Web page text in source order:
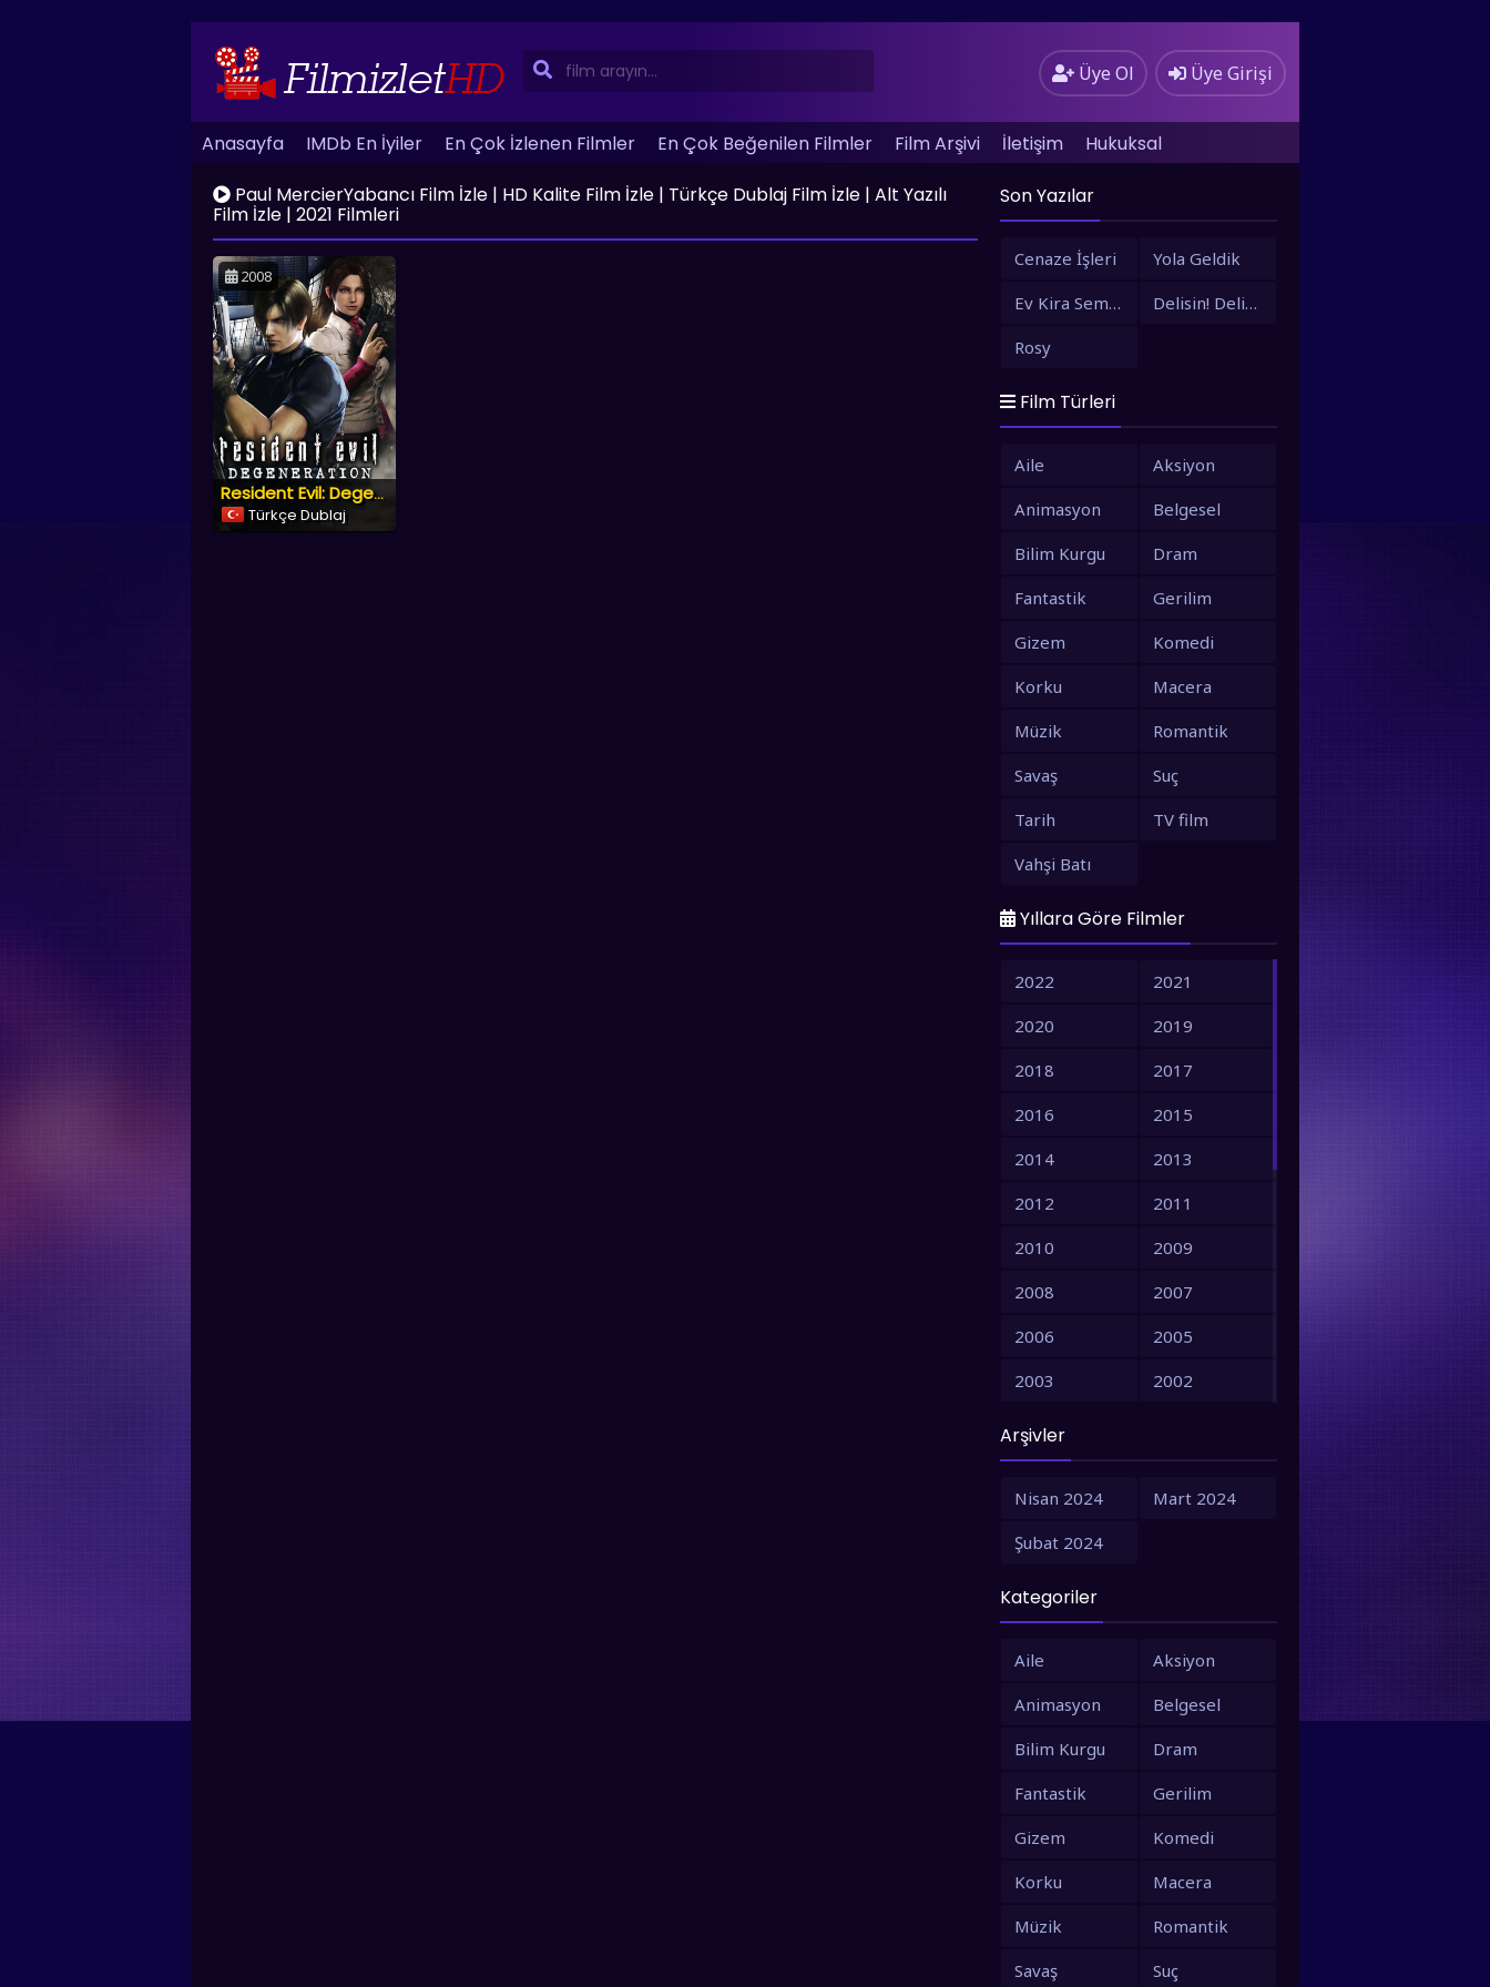
Üye Ol Üye Girişi
Anasayfa IMDb En İyiler En Çok İzlenen Filmler En Çok Beğenilen Filmler Film Arşivi İletişim
Hukuksal
Paul MercierYabancı Film İzle | HD Kalite Film İzle | Türkçe Dublaj Film İzle | Alt Yazılı
Film İzle | 2021 Filmleri
2008
Resident Evil: Degeneration
Türkçe Dublaj
Son Yazılar
Cenaze İşleri
Yola Geldik
Ev Kira Semt Bizim
Delisin! Delisin!
Rosy
Film Türleri
Aile
Aksiyon
Animasyon
Belgesel
Bilim Kurgu
Dram
Fantastik
Gerilim
Gizem
Komedi
Korku
Macera
Müzik
Romantik
Savaş
Suç
Tarih
TV film
Vahşi Batı
Yıllara Göre Filmler
2022
2021
2020
2019
2018
2017
2016
2015
2014
2013
2012
2011
2010
2009
2008
2007
2006
2005
2003
2002
2001
1993
1991
Arşivler
Nisan 2024
Mart 2024
Şubat 2024
Kategoriler
Aile
Aksiyon
Animasyon
Belgesel
Bilim Kurgu
Dram
Fantastik
Gerilim
Gizem
Komedi
Korku
Macera
Müzik
Romantik
Savaş
Suç